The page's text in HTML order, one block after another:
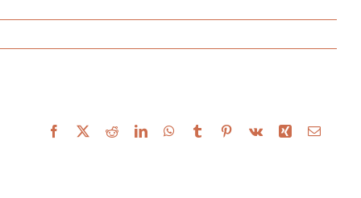
Facebook RedditLinkedInWhatsApp
Tumblr Pinterest
Vk Xing E-